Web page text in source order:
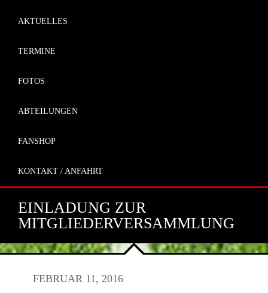
AKTUELLES
TERMINE
FOTOS
ABTEILUNGEN
FANSHOP
KONTAKT / ANFAHRT
EINLADUNG ZUR
MITGLIEDERVERSAMMLUNG
FEBRUAR 11, 2016